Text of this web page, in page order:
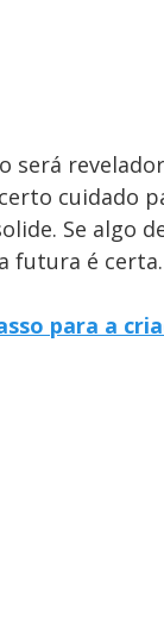
será
cuidado
Se algo
futura é
para a